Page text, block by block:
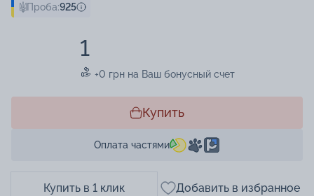
Проба:925
1
+0 грн на Ваш бонусный счет
Купить
Оплата частями
Купить в 1 клик Добавить в избранное